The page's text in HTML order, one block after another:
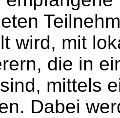
wird, mit
die in
mittels
Dabei